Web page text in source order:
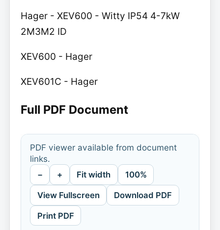
Hager - XEV600 - Witty IP54 4-7kW
2M3M2 ID
XEV600 - Hager
XEV601C - Hager
Full PDF Document
PDF viewer available from document
links.
− + Fit width 100%
View Fullscreen Download PDF
Print PDF